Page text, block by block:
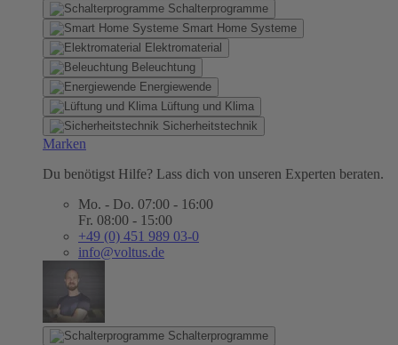
Schalterprogramme
Smart Home Systeme
Elektromaterial
Beleuchtung
Energiewende
Lüftung und Klima
Sicherheitstechnik
Marken
Du benötigst Hilfe? Lass dich von unseren Experten beraten.
Mo. - Do. 07:00 - 16:00
Fr. 08:00 - 15:00
+49 (0) 451 989 03-0
info@voltus.de
Schalterprogramme